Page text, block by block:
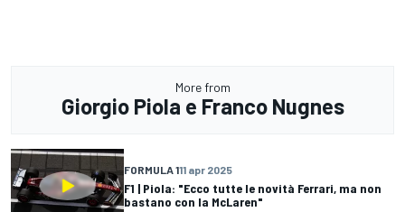
More from
Giorgio Piola e Franco Nugnes
FORMULA 111 apr 2025
F1 | Piola: "Ecco tutte le novità Ferrari, ma non
bastano con la McLaren"